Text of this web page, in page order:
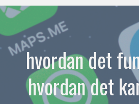
hvordan det
hvordan det